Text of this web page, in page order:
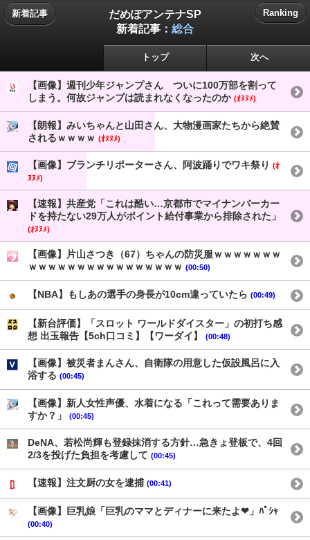
新着記事
だめぽアンテナSP
新着記事： 総合
Ranking
トップ 次へ
【画像】週刊少年ジャンプさん ついに100万部を割って
しまう。何故ジャンプは読まれなくなったのか (ｵﾇﾇﾒ)
【朗報】みいちゃんと山田さん、大物漫画家たちから絶賛
されるｗｗｗｗ (ｵﾇﾇﾒ)
【画像】ブランチリポーターさん、阿波踊りでワキ祭り (ｵ
ﾇﾇﾒ)
【速報】共産党「これは酷い…京都市でマイナンバーカー
ドを持たない29万人がポイント給付事業から排除された」
(ｵﾇﾇﾒ)
【画像】片山さつき（67）ちゃんの防災服ｗｗｗｗｗｗｗ
ｗｗｗｗｗｗｗｗｗｗｗｗｗｗｗｗ (00:50)
【NBA】もしあの選手の身長が10cm違っていたら (00:49)
【新台評価】「スロット ワールドダイスター」の初打ち感
想 出玉報告【5ch口コミ】【ワーダイ】
(00:48)
【画像】被災者まんさん、自衛隊の用意した仮設風呂に入
浴する (00:45)
【画像】新人女性声優、水着になる「これって需要ありま
すか？」
(00:45)
DeNA、若松尚輝も登録抹消する方針…急きょ登板で、4回
2/3を投げた負担を考慮して (00:45)
【速報】注文厨の女を逮捕 (00:41)
【画像】巨乳娘「巨乳のママとディナーに来たよ❤」ﾊﾟｼｬ
(00:40)